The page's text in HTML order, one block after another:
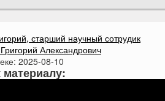
старший научный сотрудик
Александрович
2025-08-10